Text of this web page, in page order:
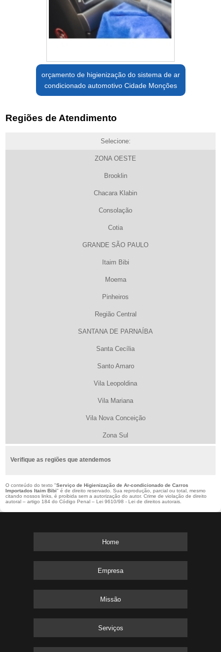
orçamento de higienização do sistema de ar
condicionado automotivo Cidade Monções
Regiões de Atendimento
Selecione:
ZONA OESTE
Brooklin
Chacara Klabin
Consolação
Cotia
GRANDE SÃO PAULO
Itaim Bibi
Moema
Pinheiros
Região Central
SANTANA DE PARNAÍBA
Santa Cecília
Santo Amaro
Vila Leopoldina
Vila Mariana
Vila Nova Conceição
Zona Sul
Verifique as regiões que atendemos
O conteúdo do texto "Serviço de Higienização de Ar-condicionado de Carros
Importados Itaim Bibi" é de direito reservado. Sua reprodução, parcial ou total, mesmo
citando nossos links, é proibida sem a autorização do autor. Crime de violação de direito
autoral – artigo 184 do Código Penal –Lei 9610/98 - Lei de direitos autorais.
Home
Empresa
Missão
Serviços